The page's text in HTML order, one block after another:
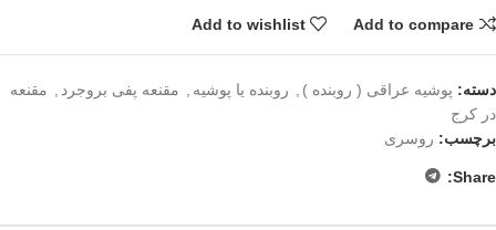
Add to compare
Add to wishlist
دسته: پوشیه عراقی ( روبنده ) روبنده یا پوشیه مقنعه پفی بروجرد
مقنعه
در کرج
برچسب: روسری
Share: